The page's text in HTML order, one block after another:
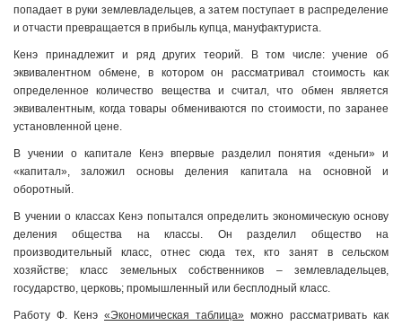
попадает в руки землевладельцев, а затем поступает в распределение
и отчасти превращается в прибыль купца, мануфактуриста.
Кенэ принадлежит и ряд других теорий. В том числе: учение об
эквивалентном обмене, в котором он рассматривал стоимость как
определенное количество вещества и считал, что обмен является
эквивалентным, когда товары обмениваются по стоимости, по заранее
установленной цене.
В учении о капитале Кенэ впервые разделил понятия «деньги» и
«капитал», заложил основы деления капитала на основной и
оборотный.
В учении о классах Кенэ попытался определить экономическую основу
деления общества на классы. Он разделил общество на
производительный класс, отнес сюда тех, кто занят в сельском
хозяйстве; класс земельных собственников – землевладельцев,
государство, церковь; промышленный или бесплодный класс.
Работу Ф. Кенэ «Экономическая таблица» можно рассматривать как